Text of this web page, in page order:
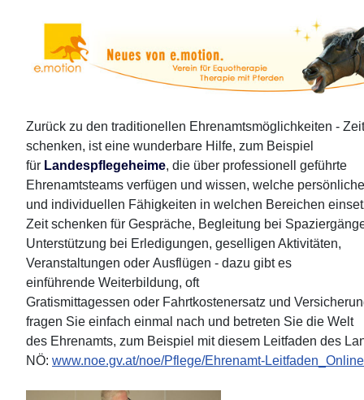
Zurück zu den traditionellen Ehrenamtsmöglichkeiten -
schenken, ist eine wunderbare Hilfe, zum Beispiel
für Landespflegeheime, die über professionell geführte
Ehrenamtsteams verfügen und wissen, welche
und individuellen Fähigkeiten in welchen Bereichen
Zeit schenken für Gespräche, Begleitung bei
Unterstützung bei Erledigungen, geselligen Aktivitäten,
Veranstaltungen oder Ausflügen - dazu gibt es
einführende Weiterbildung, oft
Gratismittagessen oder Fahrtkostenersatz und
fragen Sie einfach einmal nach und betreten Sie die Welt
des Ehrenamts, zum Beispiel mit diesem Leitfaden des
NÖ: www.noe.gv.at/noe/Pflege/Ehrenamt-